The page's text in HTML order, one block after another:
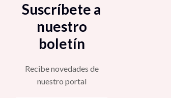
Suscríbete a
nuestro
boletín
Recibe novedades de
nuestro portal